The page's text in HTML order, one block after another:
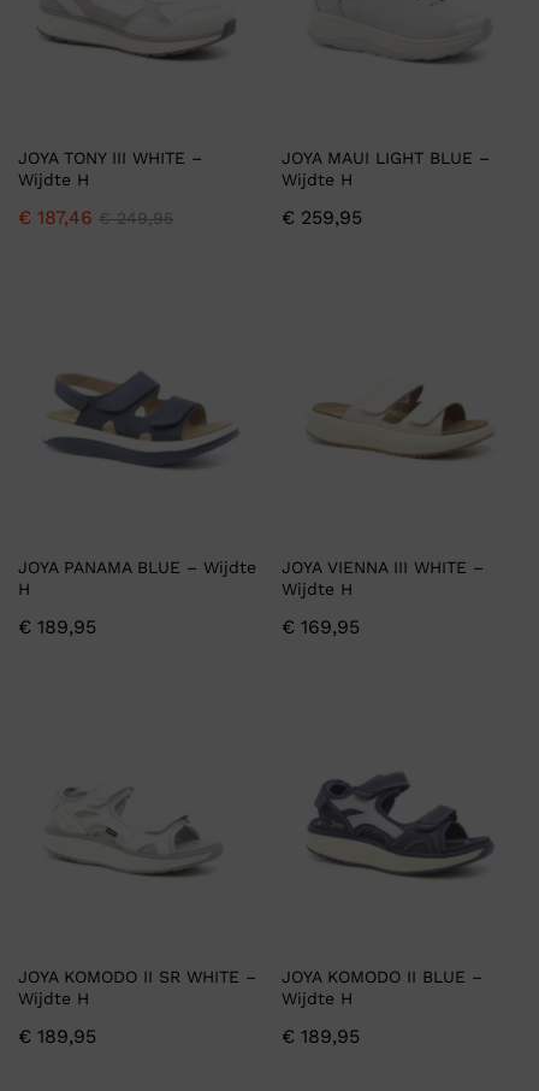
JOYA TONY III WHITE –
Wijdte H
€ 187,46 €249,95
JOYA MAUI LIGHT BLUE –
Wijdte H
€ 259,95
JOYA PANAMA BLUE – Wijdte
H
€ 189,95
JOYA VIENNA III WHITE –
Wijdte H
€ 169,95
JOYA KOMODO II SR WHITE –
Wijdte H
€ 189,95
JOYA KOMODO II BLUE –
Wijdte H
€ 189,95